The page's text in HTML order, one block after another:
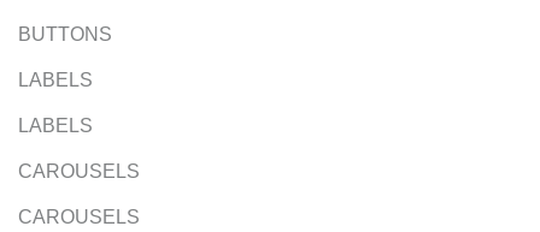
BUTTONS
LABELS
LABELS
CAROUSELS
CAROUSELS